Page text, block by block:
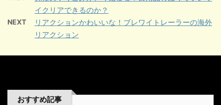
イクリアできるのか？
NEXT
リアクションかわいいな！ブレワイトレーラーの海外
リアクション
おすすめ記事